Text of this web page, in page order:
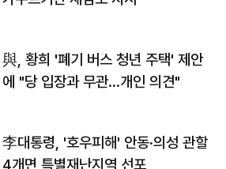
與, 황희 '폐기 버스 청년 주택' 제안
에 "당 입장과 무관…개인 의견"
李대통령, '호우피해' 안동·의성 관할
4개면 특별재난지역 선포